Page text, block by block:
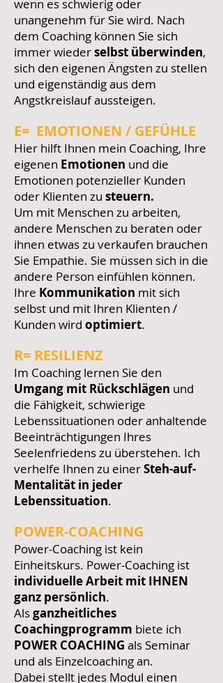
wenn es schwierig oder
unangenehm für Sie wird. Nach
dem Coaching können Sie sich
immer wiederselbst überwinden,
sich den eigenen Ängsten zu stellen
und eigenständig aus dem
Angstkreislauf aussteigen.
E= EMOTIONEN / GEFÜHLE
Hier hilft Ihnen mein Coaching, Ihre
eigenen Emotionen und die
Emotionen potenzieller Kunden
oder Klienten zu steuern.
Um mit Menschen zu arbeiten,
andere Menschen zu beraten oder
ihnen etwas zu verkaufen brauchen
Sie Empathie. Sie müssen sich in die
andere Person einfühlen können.
Ihre Kommunikation mit sich
selbst und mit Ihren Klienten /
Kunden wird optimiert.
R= RESILIENZ
Im Coaching lernen Sie den
Umgang mit Rückschlägen und
die Fähigkeit, schwierige
Lebenssituationen oder anhaltende
Beeinträchtigungen Ihres
Seelenfriedens zu überstehen. Ich
verhelfe Ihnen zu einerSteh-auf-
Mentalität in jeder
Lebenssituation.
POWER-COACHING
Power-Coaching ist kein
Einheitskurs. Power-Coaching ist
individuelle Arbeit mit IHNEN
ganz persönlich.
Alsganzheitliches
Coachingprogramm biete ich
POWER COACHING als Seminar
und als Einzelcoaching an.
Dabei stellt jedes Modul einen